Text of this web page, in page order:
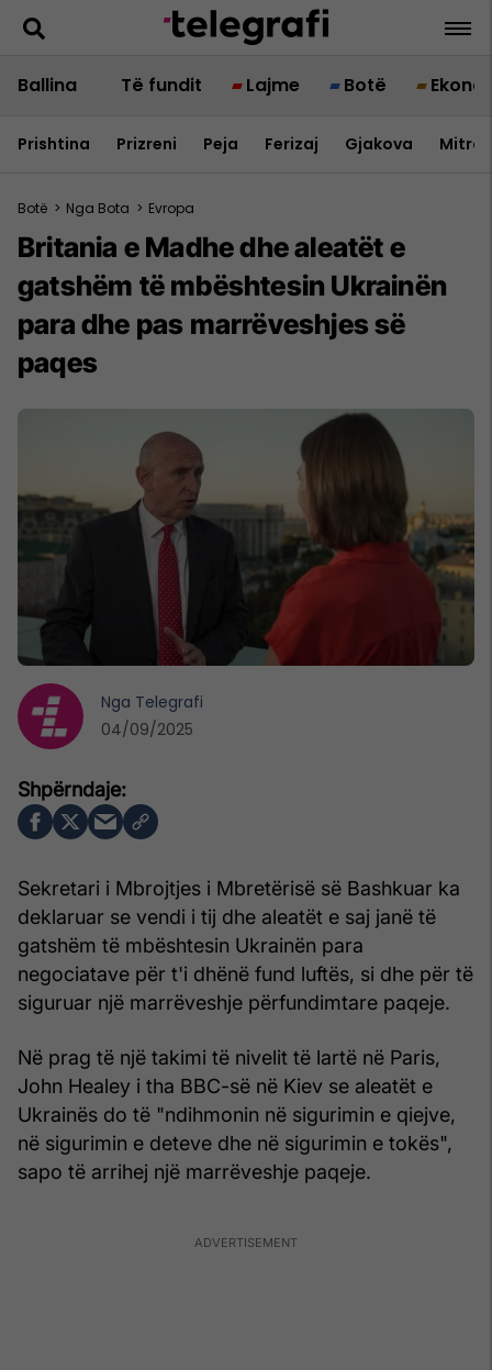
Ballina Të fundit Lajme Botë
Prishtina Prizreni Peja Ferizaj Gjakova
Botë > Nga Bota > Evropa
Britania e Madhe dhe aleatët e
gatshëm të mbështesin Ukrainën
para dhe pas marrëveshjes së
paqes
Sekretari i Mbrojtjes i Mbretërisë së Bashkuar ka
deklaruar se vendi i tij dhe aleatët e saj janë të
gatshëm të mbështesin Ukrainën para
negociatave për t'i dhënë fund luftës, si dhe për të
siguruar një marrëveshje përfundimtare paqeje.
Në prag të një takimi të nivelit të lartë në Paris,
John Healey i tha BBC-së në Kiev se aleatët e
Ukrainës do të "ndihmonin në sigurimin e qiejve,
në sigurimin e deteve dhe në sigurimin e tokës",
sapo të arrihej një marrëveshje paqeje.
Nga Telegrafi
04/09/2025